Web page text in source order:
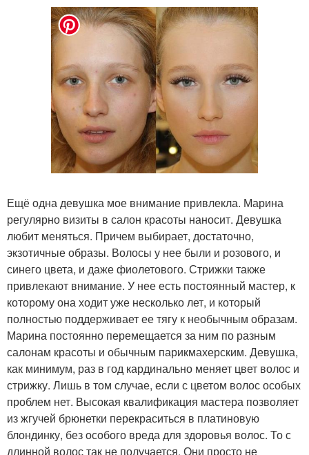
Ещё одна девушка мое внимание привлекла. Марина
регулярно визиты в салон красоты наносит. Девушка
любит меняться. Причем выбирает, достаточно,
экзотичные образы. Волосы у нее были и розового, и
синего цвета, и даже фиолетового. Стрижки также
привлекают внимание. У нее есть постоянный мастер, к
которому она ходит уже несколько лет, и который
полностью поддерживает ее тягу к необычным образам.
Марина постоянно перемещается за ним по разным
салонам красоты и обычным парикмахерским. Девушка,
как минимум, раз в год кардинально меняет цвет волос и
стрижку. Лишь в том случае, если с цветом волос особых
проблем нет. Высокая квалификация мастера позволяет
из жгучей брюнетки перекраситься в платиновую
блондинку, без особого вреда для здоровья волос. То с
длинной волос так не получается. Они просто не